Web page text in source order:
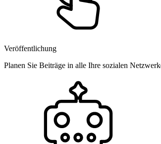
Veröffentlichung
Planen Sie Beiträge in alle Ihre sozialen